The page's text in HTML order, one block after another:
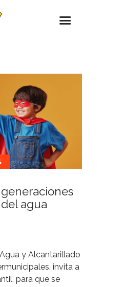
agua
y Alcantarillado
invita a
para que se